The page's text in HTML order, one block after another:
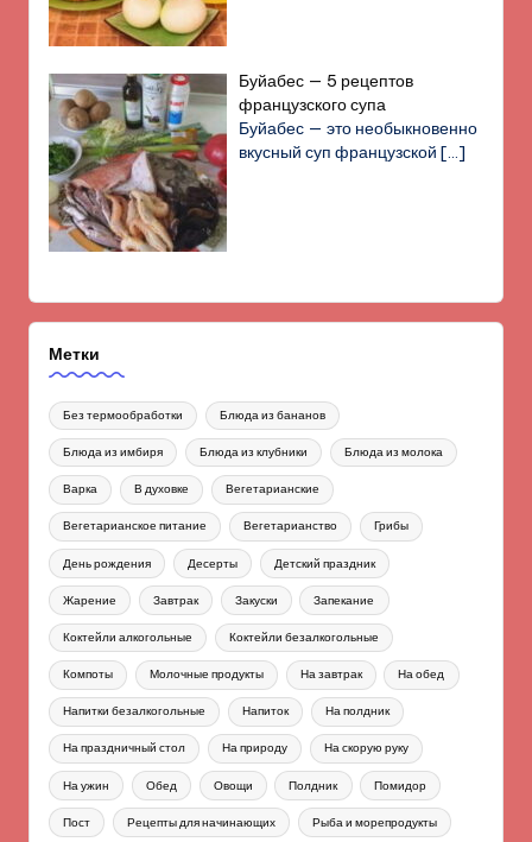
Буйабес — 5 рецептов
французского супа
Буйабес — это необыкновенно
вкусный суп французской[…]
Метки
Без термообработки Блюда из бананов
Блюда из имбиря Блюда из клубники Блюда из молока
Варка В духовке Вегетарианские
Вегетарианское питание Вегетарианство Грибы
День рождения Десерты Детский праздник
Жарение Завтрак Закуски Запекание
Коктейли алкогольные Коктейли безалкогольные
Компоты Молочные продукты На завтрак На обед
Напитки безалкогольные Напиток На полдник
На праздничный стол На природу На скорую руку
На ужин Обед Овощи Полдник Помидор
Пост Рецепты для начинающих Рыба и морепродукты